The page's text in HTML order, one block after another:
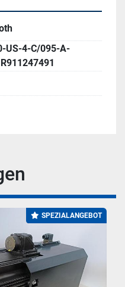
US-4-C/095-A-
SPEZIALANGEBOT